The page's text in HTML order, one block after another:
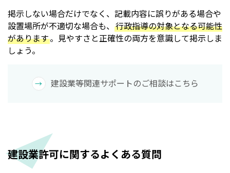
掲示しない場合だけでなく、記載内容に誤りがある場合や
設置場所が不適切な場合も、 行政指導の対象となる可能性
があります。見やすさと正確性の両方を意識して掲示しま
しょう。
建設業等関連サポートのご相談はこちら
建設業許可に関するよくある質問